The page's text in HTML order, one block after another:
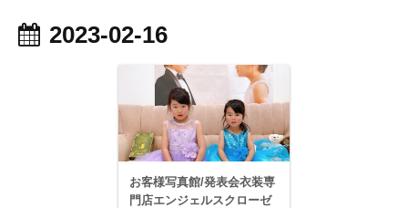
2023-02-16
お客様写真館/発表会衣装専
門店エンジェルスクローゼ